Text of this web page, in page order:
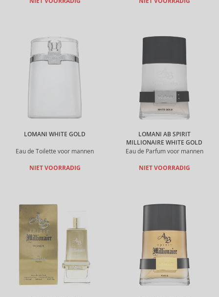
LOMANI WHITE GOLD
Eau de Toilette voor mannen
NIET VOORRADIG
LOMANI AB SPIRIT
MILLIONAIRE WHITE GOLD
Eau de Parfum voor mannen
NIET VOORRADIG